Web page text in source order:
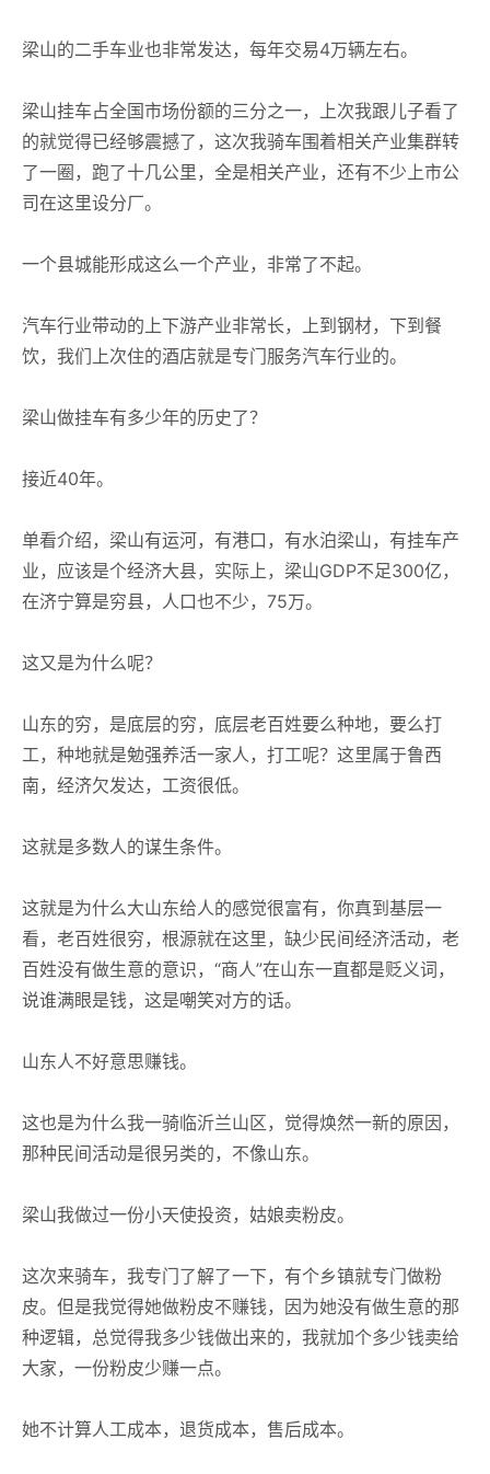
梁山的二手车业也非常发达，每年交易4万辆左右。
梁山挂车占全国市场份额的三分之一，上次我跟儿子看了
的就觉得已经够震撼了，这次我骑车围着相关产业集群转
了一圈，跑了十几公里，全是相关产业，还有不少上市公
司在这里设分厂。
一个县城能形成这么一个产业，非常了不起。
汽车行业带动的上下游产业非常长，上到钢材，下到餐
饮，我们上次住的酒店就是专门服务汽车行业的。
梁山做挂车有多少年的历史了？
接近40年。
单看介绍，梁山有运河，有港口，有水泊梁山，有挂车产
业，应该是个经济大县，实际上，梁山GDP不足300亿，
在济宁算是穷县，人口也不少，75万。
这又是为什么呢？
山东的穷，是底层的穷，底层老百姓要么种地，要么打
工，种地就是勉强养活一家人，打工呢？这里属于鲁西
南，经济欠发达，工资很低。
这就是多数人的谋生条件。
这就是为什么大山东给人的感觉很富有，你真到基层一
看，老百姓很穷，根源就在这里，缺少民间经济活动，老
百姓没有做生意的意识，“商人”在山东一直都是贬义词，
说谁满眼是钱，这是嘲笑对方的话。
山东人不好意思赚钱。
这也是为什么我一骑临沂兰山区，觉得焕然一新的原因，
那种民间活动是很另类的，不像山东。
梁山我做过一份小天使投资，姑娘卖粉皮。
这次来骑车，我专门了解了一下，有个乡镇就专门做粉
皮。但是我觉得她做粉皮不赚钱，因为她没有做生意的那
种逻辑，总觉得我多少钱做出来的，我就加个多少钱卖给
大家，一份粉皮少赚一点。
她不计算人工成本，退货成本，售后成本。